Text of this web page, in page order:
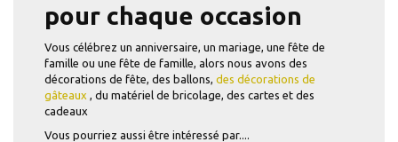
pour chaque occasion
Vous célébrez un anniversaire, un mariage, une fête de
famille ou une fête de famille, alors nous avons des
décorations de fête, des ballons, des décorations de
gâteaux , du matériel de bricolage, des cartes et des
cadeaux
Vous pourriez aussi être intéressé par....